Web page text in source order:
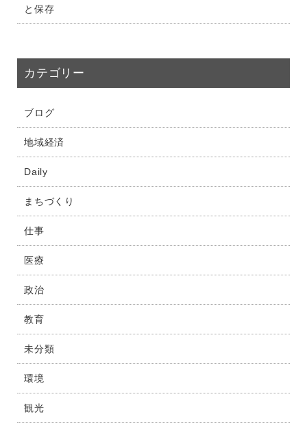
と保存
カテゴリー
ブログ
地域経済
Daily
まちづくり
仕事
医療
政治
教育
未分類
環境
観光